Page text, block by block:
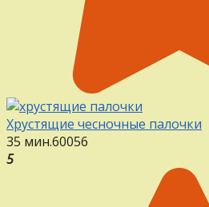
Хрустящие чесночные палочки
35 мин.60056
5